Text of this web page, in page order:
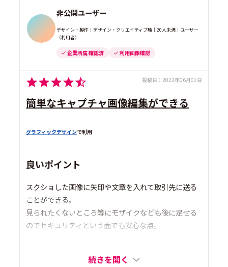
非公開ユーザー
デザイン・製作｜デザイン・クリエイティブ職｜20人未満｜ユーザー
（利用者）
企業所属 確認済 利用画像確認
投稿日： 2022年06月01日
簡単なキャプチャ画像編集ができる
グラフィックデザインで利用
良いポイント
スクショした画像に矢印や文章を入れて取引先に送る
ことができる。
見られたくないところ等にモザイクなども後に足せる
のでセキュリティという面でも安心な点。
続きを開く